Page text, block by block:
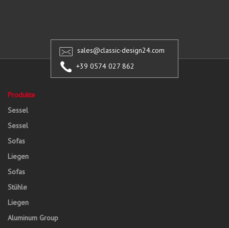
sales@classic-design24.com
+39 0574 027 862
Produkte
Sessel
Sessel
Sofas
Liegen
Sofas
Stühle
Liegen
Aluminum Group